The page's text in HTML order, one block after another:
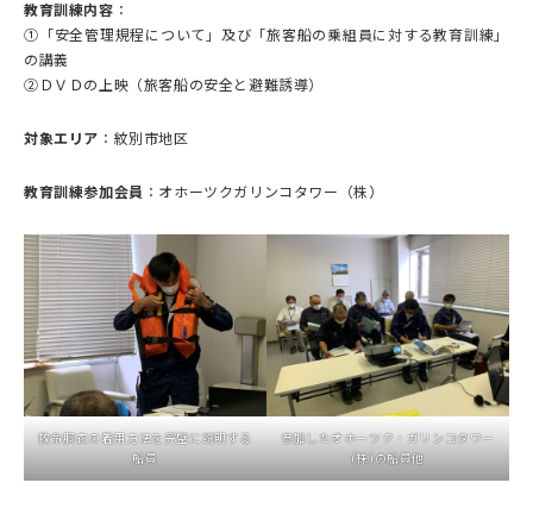
教育訓練内容 ：
①「安全管理規程について」及び「旅客船の乗組員に対する教育訓練」
の講義
②ＤＶＤの上映（旅客船の安全と避難誘導）
対象エリア ：紋別市地区
教育訓練参加会員 ：オホーツクガリンコタワー（株）
救命胴衣の着用方法を完璧に説明する
船員
参加したオホーツク・ガリンコタワー
(株)の船員他